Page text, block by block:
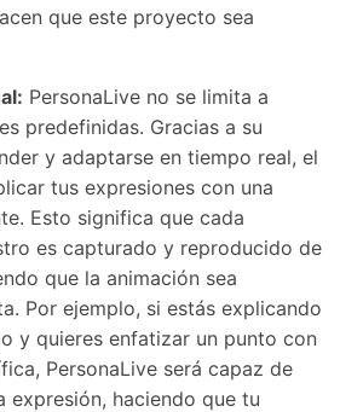
que este proyecto sea
PersonaLive no se limita a
predefinidas. Gracias a su
y adaptarse en tiempo real, el
tus expresiones con una
Esto significa que cada
es capturado y reproducido de
que la animación sea
Por ejemplo, si estás explicando
y quieres enfatizar un punto con
PersonaLive será capaz de
expresión, haciendo que tu